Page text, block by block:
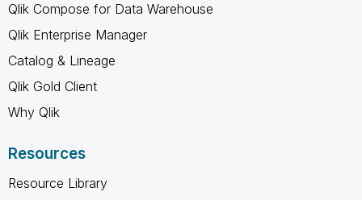
Qlik Compose for Data Warehouse
Qlik Enterprise Manager
Catalog & Lineage
Qlik Gold Client
Why Qlik
Resources
Resource Library